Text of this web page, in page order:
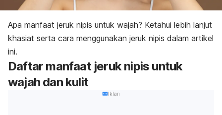
Apa manfaat jeruk nipis untuk wajah? Ketahui lebih lanjut
khasiat serta cara menggunakan jeruk nipis dalam artikel
ini.
Daftar manfaat jeruk nipis untuk
wajah dan kulit
Iklan